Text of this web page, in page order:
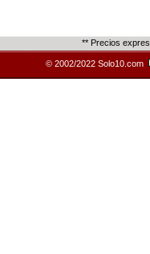
** Precios
© 2002/2022 Solo10.com